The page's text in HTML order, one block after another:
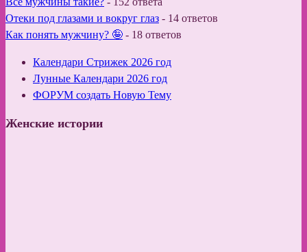
Отеки под глазами и вокруг глаз - 14 ответов
Как понять мужчину? 🤪 - 18 ответов
Календари Стрижек 2026 год
Лунные Календари 2026 год
ФОРУМ создать Новую Тему
Женские истории